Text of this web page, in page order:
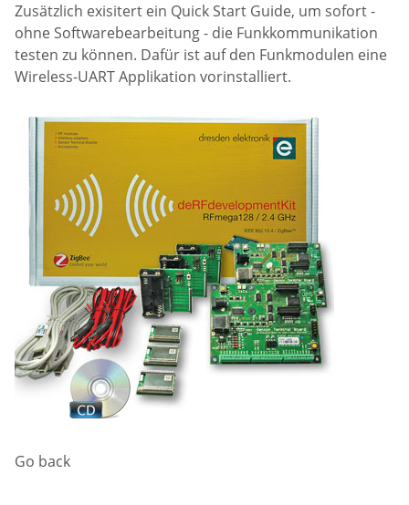
Zusätzlich exisitert ein Quick Start Guide, um sofort -
ohne Softwarebearbeitung - die Funkkommunikation
testen zu können. Dafür ist auf den Funkmodulen eine
Wireless-UART Applikation vorinstalliert.
Go back